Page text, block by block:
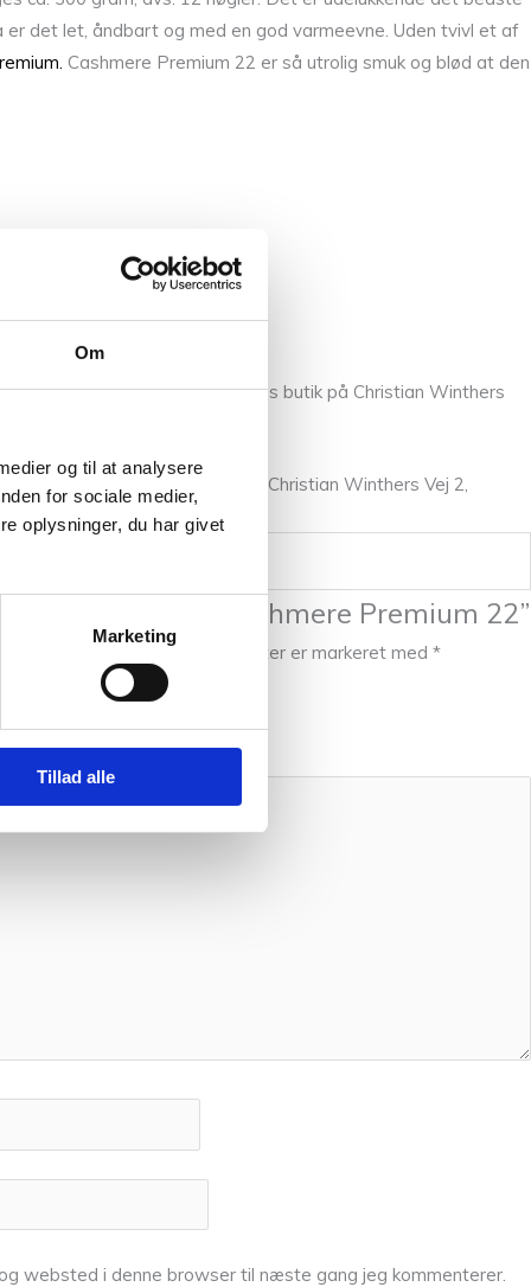
Om
og til at analysere
for sociale medier,
oplysninger, du har givet
Marketing
Tillad alle
det let, åndbart og med en god varmeevne. Uden tvivl et af
Cashmere Premium 22 er så utrolig smuk og blød at den
fingrene, så kom forbi vores butik på Christian Winthers
eller besøge vores butik på Christian Winthers Vej 2,
til at anmelde “Cashmere Premium 22”
Krævede felter er markeret med *
websted i denne browser til næste gang jeg kommenterer.